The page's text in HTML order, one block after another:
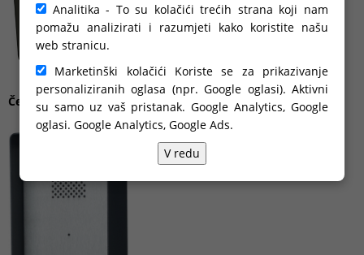
Analitika - To su kolačići trećih strana koji nam
pomažu analizirati i razumjeti kako koristite našu
web stranicu.
Marketinški kolačići Koriste se za prikazivanje
personaliziranih oglasa (npr. Google oglasi). Aktivni
su samo uz vaš pristanak. Google Analytics, Google
oglasi. Google Analytics, Google Ads.
V redu
Četiristambeni portafon - nadžbukni